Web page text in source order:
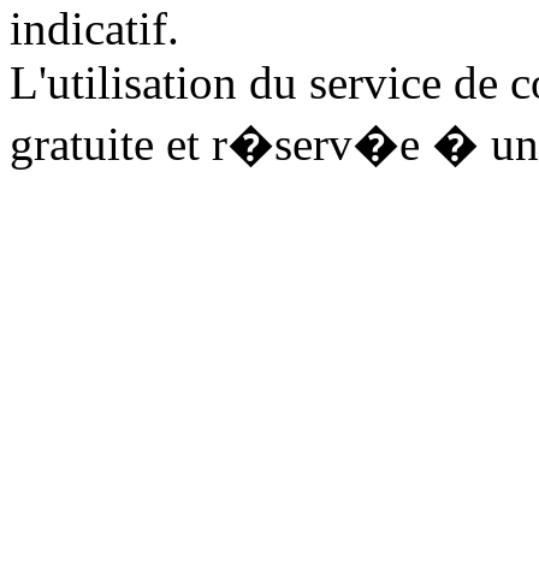
indicatif.
L'utilisation du service de
gratuite et r�serv�e � un